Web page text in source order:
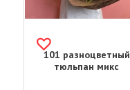
101 разноцветный
тюльпан микс